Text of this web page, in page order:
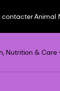
contacterAnimal
Nutrition & Care